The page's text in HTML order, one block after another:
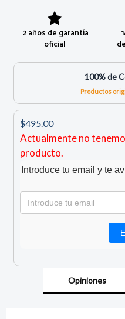
2 años de garantía
oficial
100% de
Productos
$495.00
Actualmente no
producto.
Introduce tu email y te
Opiniones